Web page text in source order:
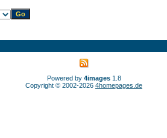
Powered by 4images1.8
Copyright © 2002-2026 4homepages.de